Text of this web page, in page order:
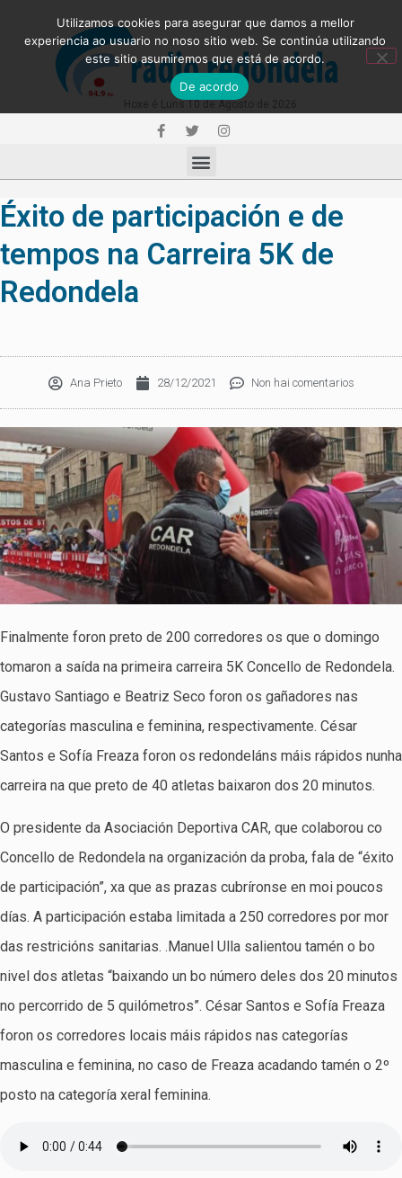
Éxito de participación e de
tempos na Carreira 5K de
Redondela
Ana Prieto 28/12/2021 Non hai comentarios
Finalmente foron preto de 200 corredores os que o domingo
tomaron a saída na primeira carreira 5K Concello de Redondela.
Gustavo Santiago e Beatriz Seco foron os gañadores nas
categorías masculina e feminina, respectivamente. César
Santos e Sofía Freaza foron os redondeláns máis rápidos nunha
carreira na que preto de 40 atletas baixaron dos 20 minutos.
O presidente da Asociación Deportiva CAR, que colaborou co
Concello de Redondela na organización da proba, fala de “éxito
de participación”, xa que as prazas cubríronse en moi poucos
días. A participación estaba limitada a 250 corredores por mor
das restricións sanitarias. .Manuel Ulla salientou tamén o bo
nivel dos atletas “baixando un bo número deles dos 20 minutos
no percorrido de 5 quilómetros”. César Santos e Sofía Freaza
foron os corredores locais máis rápidos nas categorías
masculina e feminina, no caso de Freaza acadando tamén o 2º
posto na categoría xeral feminina.
Utilizamos cookies para asegurar que damos a mellor
experiencia ao usuario no noso sitio web. Se continúa utilizando
este sitio asumiremos que está de acordo.
De acordo